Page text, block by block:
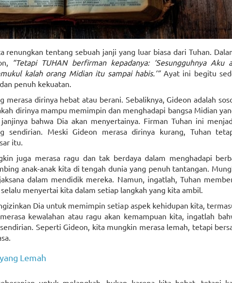
renungkan tentang sebuah janji yang luar biasa dari Tuhan.
“Tetapi TUHAN berfirman kepadanya: ‘Sesungguhnya Aku
kalah orang Midian itu sampai habis.’”Ayat ini begitu
penuh kekuatan.
merasa dirinya hebat atau berani. Sebaliknya, Gideon adalah
dirinya mampu memimpin dan menghadapi bangsa Midian
bahwa Dia akan menyertainya. Firman Tuhan ini
sendirian. Meski Gideon merasa dirinya kurang, Tuhan
itu.
juga merasa ragu dan tak berdaya dalam menghadapi
anak-anak kita di tengah dunia yang penuh tantangan.
dalam mendidik mereka. Namun, ingatlah, Tuhan
menyertai kita dalam setiap langkah yang kita ambil.
Dia untuk memimpin setiap aspek kehidupan kita,
kewalahan atau ragu akan kemampuan kita, ingatlah
Seperti Gideon, kita mungkin merasa lemah, tetapi
Lemah